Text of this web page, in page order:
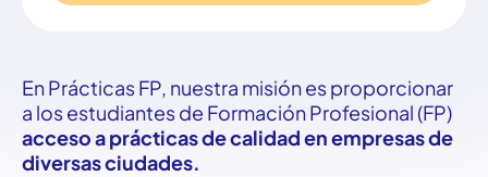
En Prácticas FP, nuestra misión es proporcionar
a los estudiantes de Formación Profesional (FP)
acceso a prácticas de calidad en empresas de
diversas ciudades.